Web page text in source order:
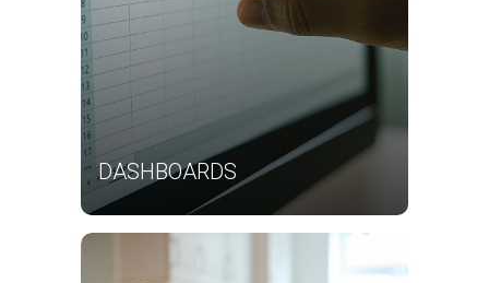
DASHBOARDS
INTRODUÇÃO AO POWER BI